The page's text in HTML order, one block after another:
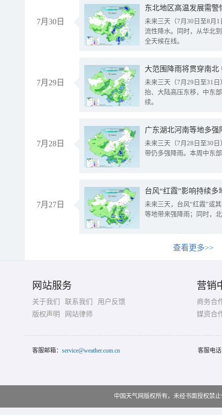
7月30日
东北地区高温发展需
未来三天（7月30日至8月
流性降水。同时，从华北
全天候在线。
7月29日
大范围降雨将贯穿南
未来三天（7月29日至31
抬、大陆高压东移，中东
续。
7月28日
广东湖北河南等地多
未来三天（7月28日至30
带仍多强降雨。本周中东
7月27日
台风“红霞”影响持续
未来三天，台风“红霞”或
等地带来强降雨；同时，
查看更多>>
网站服务
关于我们 联系我们
用户反馈
版权声明
网站律师
营销
商务合
媒资合
客服邮箱： service@weather.com.cn 客服电
中国天气网版权所有，未经书面授权